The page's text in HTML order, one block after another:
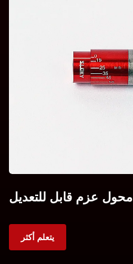
محول عزم قابل للتعديل
يتعلم أكثر